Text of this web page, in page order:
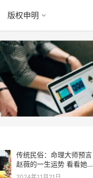
版权申明
传统民俗：命理大师预言
赵薇的一生运势 看看她的
表示